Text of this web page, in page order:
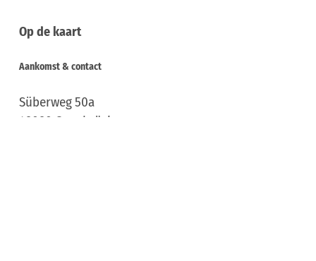
Op de kaart
Aankomst & contact
Süberweg 50a
49090 Osnabrück